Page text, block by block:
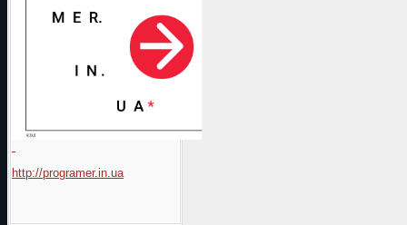
http://programer.in.ua